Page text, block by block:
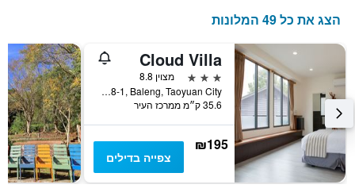
קטגוריות
מדרגות
כוכבים.
התרשים
כולל
1
ציר
Y
המציגים
את
הצג את כל 49 המלונות
Cloud Villa
3 כוכבים
מצוין 8.8
No. 88-1, Baleng, Taoyuan City, טייוואן
35.6 ק״מ ממרכז העיר
₪195
צפייה בדילים